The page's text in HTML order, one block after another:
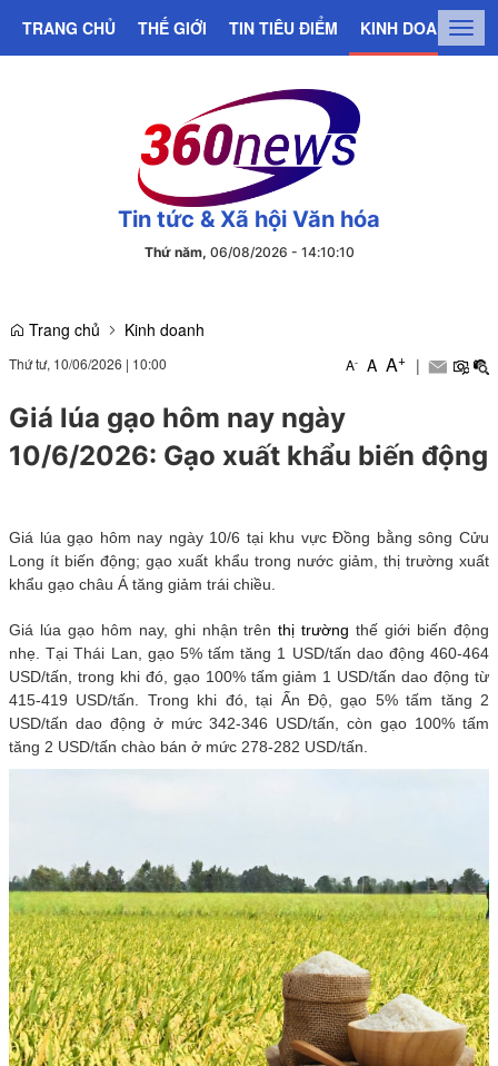
TRANG CHỦ THẾ GIỚI TIN TIÊU ĐIỂM KINH DOANH
Tin tức & Xã hội Văn hóa
Thứ năm,06/08/2026 -14:10:11
Trang chủ Kinh doanh
Thứ tư, 10/06/2026 | 10:00 A- A A+ |
Giá lúa gạo hôm nay ngày
10/6/2026: Gạo xuất khẩu biến động
Giá lúa gạo hôm nay ngày 10/6 tại khu vực Đồng bằng sông Cửu
Long ít biến động; gạo xuất khẩu trong nước giảm, thị trường xuất
khẩu gạo châu Á tăng giảm trái chiều.
Giá lúa gạo hôm nay, ghi nhận trênthị trường thế giới biến động
nhẹ. Tại Thái Lan, gạo 5% tấm tăng 1 USD/tấn dao động 460-464
USD/tấn, trong khi đó, gạo 100% tấm giảm 1 USD/tấn dao động từ
415-419 USD/tấn. Trong khi đó, tại Ấn Độ, gạo 5% tấm tăng 2
USD/tấn dao động ở mức 342-346 USD/tấn, còn gạo 100% tấm
tăng 2 USD/tấn chào bán ở mức 278-282 USD/tấn.